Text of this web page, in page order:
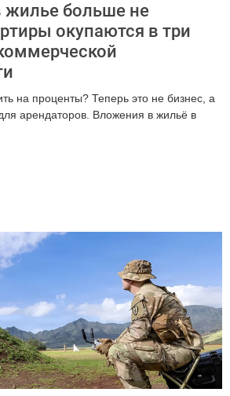
жилье больше не
окупаются в три
на проценты? Теперь это не бизнес, а
арендаторов. Вложения в жильё в